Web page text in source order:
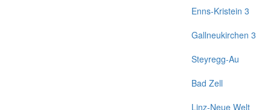
Enns-Kristein 3
Gallneukirchen 3
Steyregg-Au
Bad Zell
Linz-Neue Welt